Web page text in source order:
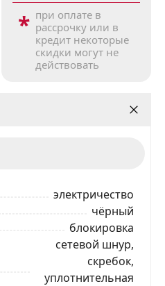
* при оплате в
рассрочку или в
кредит некоторые
скидки могут не
действовать
электричество
чёрный
блокировка
сетевой шнур,
скребок,
уплотнительная